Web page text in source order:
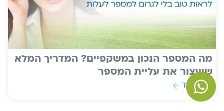
מה המספר הנכון במשקפיים? המדריך המלא
שיעצור את עליית המספר
קרא עוד